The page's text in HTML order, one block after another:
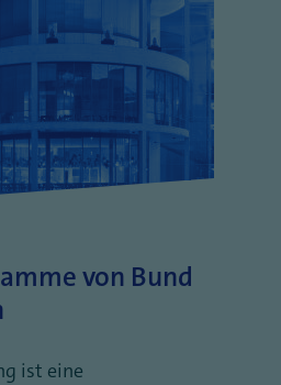
von Bund
ist eine